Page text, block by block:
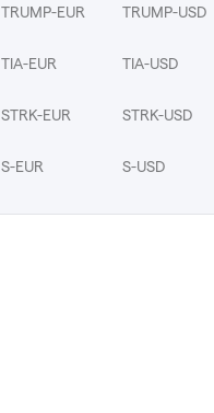
TRUMP-EUR TRUMP-USD
TIA-EUR TIA-USD
STRK-EUR STRK-USD
S-EUR S-USD